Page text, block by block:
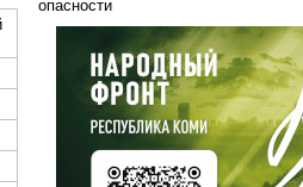
опасности